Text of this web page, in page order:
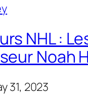
NHL :
Noah
31, 2023